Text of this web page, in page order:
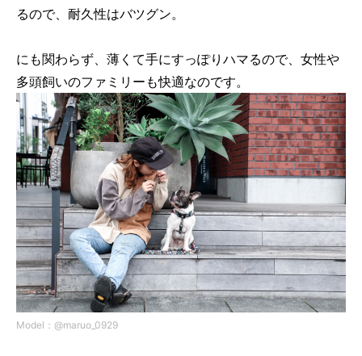
るので、耐久性はバツグン。
にも関わらず、薄くて手にすっぽりハマるので、女性や
多頭飼いのファミリーも快適なのです。
Model：@maruo_0929